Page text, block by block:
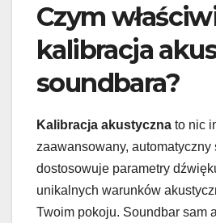
Czym
kalibracja
soundbara?
Kalibracja akustyczna to nic
zaawansowany, automatyczny
dostosowuje parametry
unikalnych warunków
Twoim pokoju. Soundbar sam